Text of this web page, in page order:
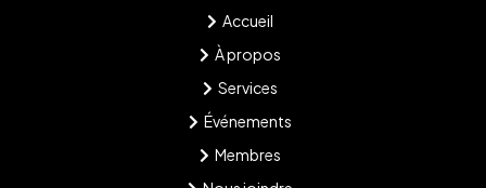
Accueil
À propos
Services
Événements
Membres